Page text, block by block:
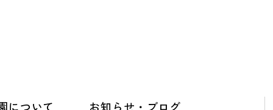
について
お知らせ・ブログ